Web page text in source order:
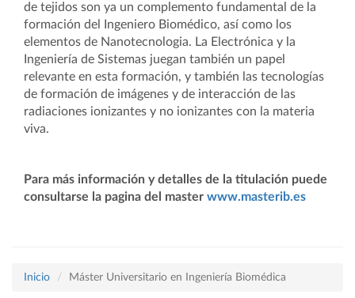
de tejidos son ya un complemento fundamental de la
formación del Ingeniero Biomédico, así como los
elementos de Nanotecnologia. La Electrónica y la
Ingeniería de Sistemas juegan también un papel
relevante en esta formación, y también las tecnologías
de formación de imágenes y de interacción de las
radiaciones ionizantes y no ionizantes con la materia
viva.
Para más información y detalles de la titulación puede
consultarse la pagina del master www.masterib.es
Inicio Máster Universitario en Ingeniería Biomédica